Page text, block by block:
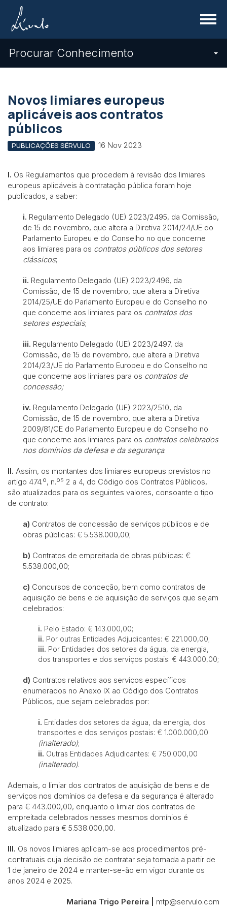
Menu
Procurar Conhecimento
Novos limiares europeus
aplicáveis aos contratos
públicos
PUBLICAÇÕES SÉRVULO 16 Nov 2023
I. Os Regulamentos que procedem à revisão dos limiares
europeus aplicáveis à contratação pública foram hoje
publicados, a saber:
i. Regulamento Delegado (UE) 2023/2495, da Comissão,
de 15 de novembro, que altera a Diretiva 2014/24/UE do
Parlamento Europeu e do Conselho no que concerne
aos limiares para os contratos públicos dos setores
clássicos;
ii. Regulamento Delegado (UE) 2023/2496, da
Comissão, de 15 de novembro, que altera a Diretiva
2014/25/UE do Parlamento Europeu e do Conselho no
que concerne aos limiares para os contratos dos
setores especiais;
iii. Regulamento Delegado (UE) 2023/2497, da
Comissão, de 15 de novembro, que altera a Diretiva
2014/23/UE do Parlamento Europeu e do Conselho no
que concerne aos limiares para os contratos de
concessão;
iv. Regulamento Delegado (UE) 2023/2510, da
Comissão, de 15 de novembro, que altera a Diretiva
2009/81/CE do Parlamento Europeu e do Conselho no
que concerne aos limiares para os contratos celebrados
nos domínios da defesa e da segurança.
II. Assim, os montantes dos limiares europeus previstos no
artigo 474.º, n.ºs 2 a 4, do Código dos Contratos Públicos,
são atualizados para os seguintes valores, consoante o tipo
de contrato:
a) Contratos de concessão de serviços públicos e de
obras públicas: € 5.538.000,00;
b) Contratos de empreitada de obras públicas: €
5.538.000,00;
c) Concursos de conceção, bem como contratos de
aquisição de bens e de aquisição de serviços que sejam
celebrados:
i. Pelo Estado: € 143.000,00;
ii. Por outras Entidades Adjudicantes: € 221.000,00;
iii. Por Entidades dos setores da água, da energia,
dos transportes e dos serviços postais: € 443.000,00;
d) Contratos relativos aos serviços específicos
enumerados no Anexo IX ao Código dos Contratos
Públicos, que sejam celebrados por:
i. Entidades dos setores da água, da energia, dos
transportes e dos serviços postais: € 1.000.000,00
(inalterado);
ii. Outras Entidades Adjudicantes: € 750.000,00
(inalterado).
Ademais, o limiar dos contratos de aquisição de bens e de
serviços nos domínios da defesa e da segurança é alterado
para € 443.000,00, enquanto o limiar dos contratos de
empreitada celebrados nesses mesmos domínios é
atualizado para € 5.538.000,00.
III. Os novos limiares aplicam-se aos procedimentos pré-
contratuais cuja decisão de contratar seja tomada a partir de
1 de janeiro de 2024 e manter-se-ão em vigor durante os
anos 2024 e 2025.
Mariana Trigo Pereira | mtp@servulo.com